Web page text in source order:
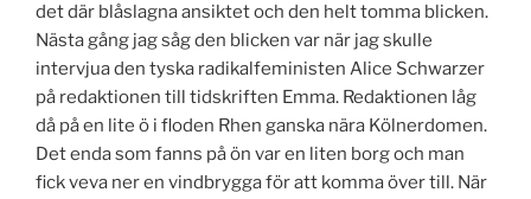
det där blåslagna ansiktet och den helt tomma blicken.
Nästa gång jag såg den blicken var när jag skulle
intervjua den tyska radikalfeministen Alice Schwarzer
på redaktionen till tidskriften Emma. Redaktionen låg
då på en lite ö i floden Rhen ganska nära Kölnerdomen.
Det enda som fanns på ön var en liten borg och man
fick veva ner en vindbrygga för att komma över till. När